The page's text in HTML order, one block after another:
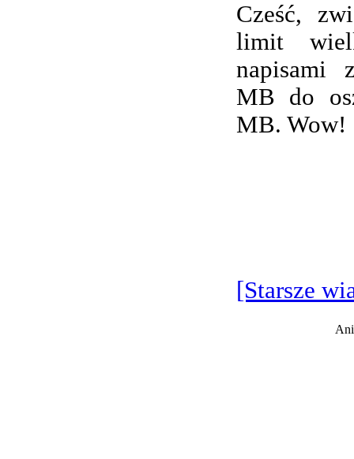
Cześć,
limit
napisami
MB do
MB. Wow!
[Starsze